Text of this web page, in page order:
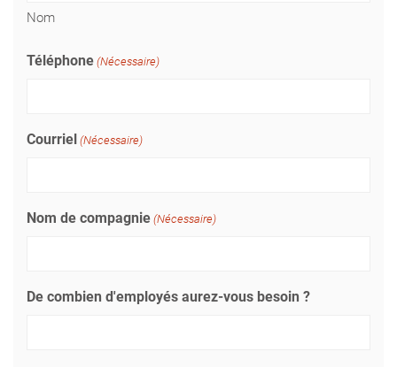
Nom
Téléphone (Nécessaire)
Courriel (Nécessaire)
Nom de compagnie (Nécessaire)
De combien d'employés aurez-vous besoin ?